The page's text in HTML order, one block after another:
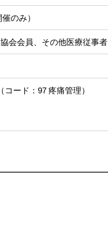
のみ）
会会員、その他医療従事者
ード：97 疼痛管理）